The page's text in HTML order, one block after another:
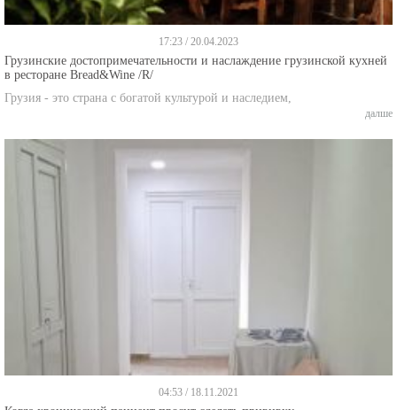
17:23 / 20.04.2023
Грузинские достопримечательности и наслаждение грузинской кухней
в ресторане Bread&Wine /R/
Грузия - это страна с богатой культурой и наследием,
04:53 / 18.11.2021
Когда хронический пациент просит сделать прививку…